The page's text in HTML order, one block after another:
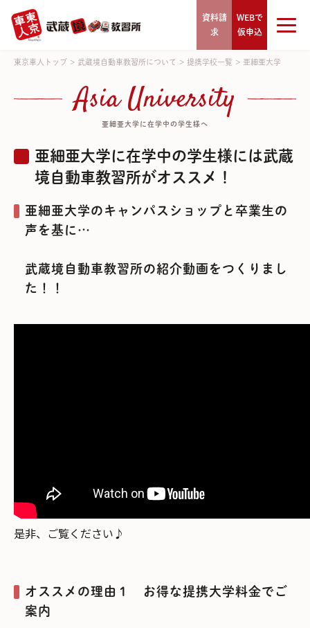
資料請
求
WEBで
仮申込
東京車人トップ > 武蔵境自動車教習所について > 提携学校一覧 > 亜細亜大学
Asia University
亜細亜大学に在学中の学生様へ
亜細亜大学に在学中の学生様には武蔵
境自動車教習所がオススメ！
亜細亜大学のキャンパスショップと卒業生の
声を基に…
武蔵境自動車教習所の紹介動画をつくりまし
た！！
是非、ご覧ください♪
オススメの理由１ お得な提携大学料金でご
案内